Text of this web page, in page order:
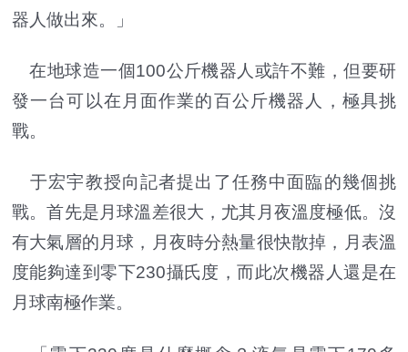
器人做出來。」
在地球造一個100公斤機器人或許不難，但要研
發一台可以在月面作業的百公斤機器人，極具挑
戰。
于宏宇教授向記者提出了任務中面臨的幾個挑
戰。首先是月球溫差很大，尤其月夜溫度極低。沒
有大氣層的月球，月夜時分熱量很快散掉，月表溫
度能夠達到零下230攝氏度，而此次機器人還是在
月球南極作業。